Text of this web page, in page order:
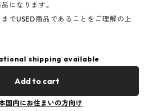
になります。
でUSED商品であることをご理解の上
shipping available
Add to cart
国内にお住まいの方向け